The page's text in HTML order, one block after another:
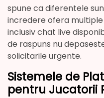
spune ca diferentele
incredere ofera
inclusiv chat live
de raspuns nu
solicitarile urgente.
Sistemele de
pentru Jucatorii